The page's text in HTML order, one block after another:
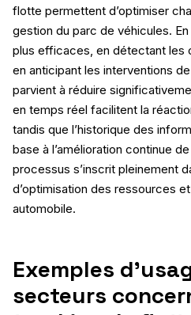
flotte permettent d’optimiser
gestion du parc de véhicules.
plus efficaces, en détectant les
en anticipant les interventions
parvient à réduire
en temps réel facilitent la
tandis que l’historique des
base à l’amélioration continue
processus s’inscrit pleinement
d’optimisation des ressources
automobile.
Exemples
secteurs